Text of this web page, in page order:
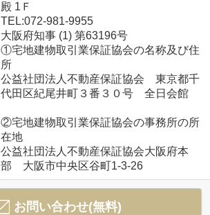
殿 1Ｆ
TEL:072-981-9955
大阪府知事 (1) 第63196号
①宅地建物取引業保証協会の名称及び住
所
公益社団法人不動産保証協会 東京都千
代田区紀尾井町３番３０号 全日会館
②宅地建物取引業保証協会の事務所の所
在地
公益社団法人不動産保証協会大阪府本
部 大阪市中央区谷町1-3-26
お問い合わせ(無料)